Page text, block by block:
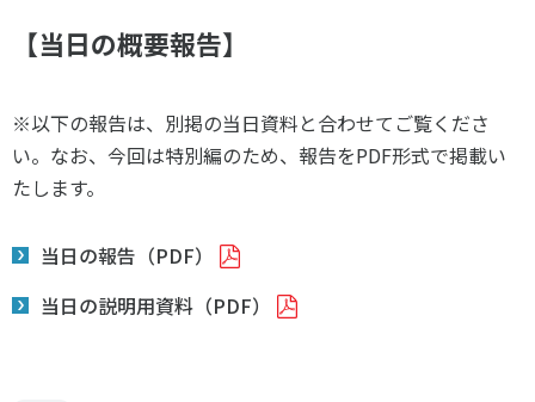
SPORT POLICY INCUBATOR ―スポーツ政策の『卵』 ―
スポーツ 歴史の検証
スポーツ辞典
SSF BOOKS
【当日の概要報告】
※以下の報告は、別掲の当日資料と合わせてご覧くださ
い。なお、今回は特別編のため、報告をPDF形式で掲載い
たします。
当日の報告（PDF）
当日の説明用資料（PDF）